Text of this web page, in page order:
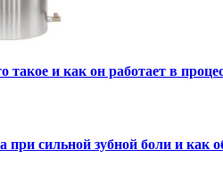
такое и как он работает в
сильной зубной боли и как